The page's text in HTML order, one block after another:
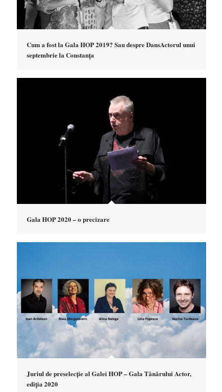
Cum a fost la Gala HOP 2019? Sau despre DansActorul unui
septembrie la Constanța
Gala HOP 2020 – o precizare
Juriul de preselecție al Galei HOP – Gala Tânărului Actor,
ediția 2020